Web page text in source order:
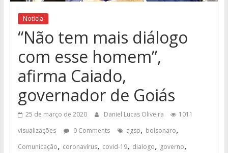
Notícia
“Não tem mais diálogo
com esse homem”,
afirma Caiado,
governador de Goiás
25 de março de 2020 Daniel Lucas Oliveira
1011
visualizações
0 Comments agsp, bolsonaro,
Comunicação, coronavírus, covid-19, dialogo, governo,